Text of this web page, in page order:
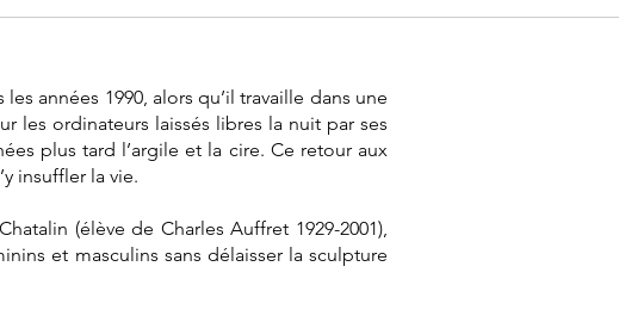
années 1990, alors qu’il travaille dans une
les ordinateurs laissés libres la nuit par ses
plus tard l’argile et la cire. Ce retour aux
insuffler la vie.
(élève de Charles Auffret 1929-2001),
et masculins sans délaisser la sculpture